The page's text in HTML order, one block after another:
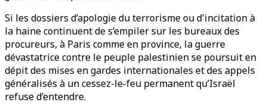
Si les dossiers d’apologie du terrorisme ou d'incitation à
la haine continuent de s’empiler sur les bureaux des
procureurs, à Paris comme en province, la guerre
dévastatrice contre le peuple palestinien se poursuit en
dépit des mises en gardes internationales et des appels
généralisés à un cessez-le-feu permanent qu’Israël
refuse d’entendre.